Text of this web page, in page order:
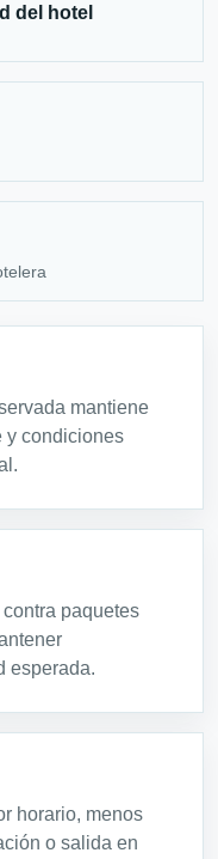
del hotel
mantiene
y condiciones
paquetes
esperada.
horario, menos
o salida en